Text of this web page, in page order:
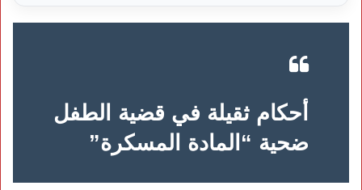
أحكام ثقيلة في قضية الطفل
ضحية “المادة المسكرة”